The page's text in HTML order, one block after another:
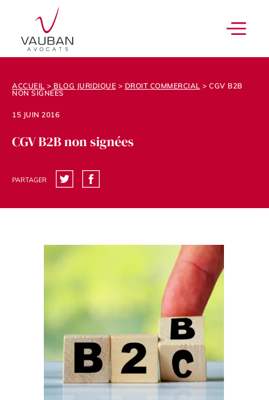
ACCUEIL > BLOG JURIDIQUE > DROIT COMMERCIAL > CGV B2B
NON SIGNÉES
15 JUIN 2016
CGV B2B non signées
PARTAGER